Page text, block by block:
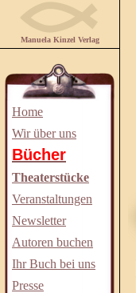
Manuela Kinzel Verlag
Home
Wir über uns
Bücher
Theaterstücke
Veranstaltungen
Newsletter
Autoren buchen
Ihr Buch bei uns
Presse